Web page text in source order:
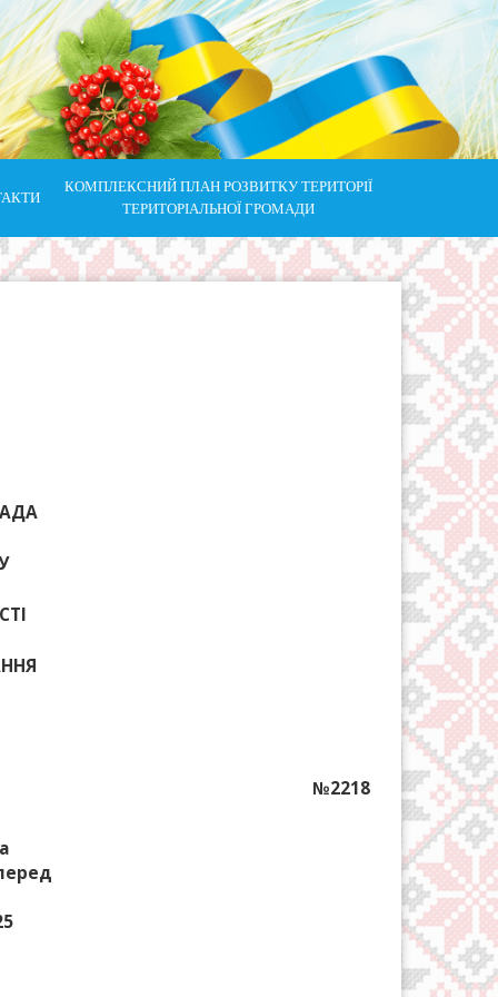
КОМПЛЕКСНИЙ ПЛАН РОЗВИТКУ ТЕРИТОРІЇ
ТЕРИТОРІАЛЬНОЇ ГРОМАДИ
№2218